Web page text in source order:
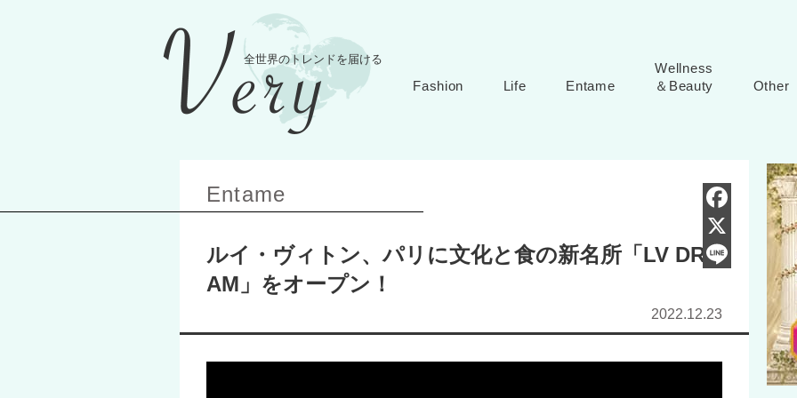
Fashion Life Entame
Wellness
＆Beauty
Other
Entame
ルイ・ヴィトン、パリに文化と食の新名所「LV DRE
AM」をオープン！
2022.12.23
F
a
e
b
X
n